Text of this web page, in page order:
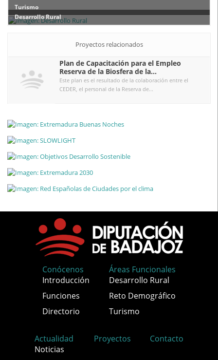
Turismo
Desarrollo Rural
Proyectos relacionados
Plan de Capacitación para el Empleo
Reserva de la Biosfera de la...
Este plan es el resultado de la colaboración entre el
CEDER, el personal de la Reserva de...
Conócenos
Introducción
Funciones
Directorio
Áreas Funcionales
Desarrollo Rural
Reto Demográfico
Turismo
Actualidad
Noticias
Proyectos Contacto